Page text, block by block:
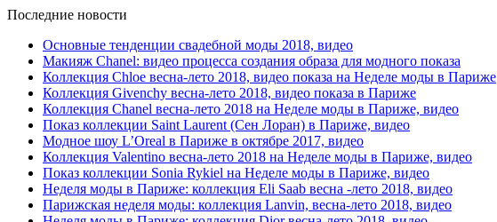
Последние новости
Основные тенденции свадебной моды 2018, видео
Макияж Chanel: видео процесса создания образа для модного показа
Коллекция Chloe весна-лето 2018, видео показа на Неделе моды в Париже
Коллекция Givenchy весна-лето 2018, видео показа в Париже
Коллекция Chanel весна-лето 2018 на Неделе моды в Париже, видео
Показ коллекции Saint Laurent (Сен Лоран) в Париже, видео
Модное шоу L’Oreal в Париже в октябре 2017, видео
Коллекция Valentino весна-лето 2018 на Неделе моды в Париже, видео
Показ коллекции Sonia Rykiel на Неделе моды в Париже, видео
Неделя моды в Париже: коллекция Eli Saab весна -лето 2018, видео
Парижская неделя моды: коллекция Lanvin, весна-лето 2018, видео